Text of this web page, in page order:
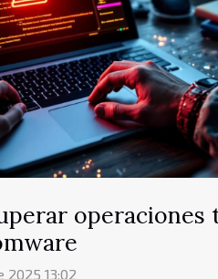
operaciones
2025 13:02